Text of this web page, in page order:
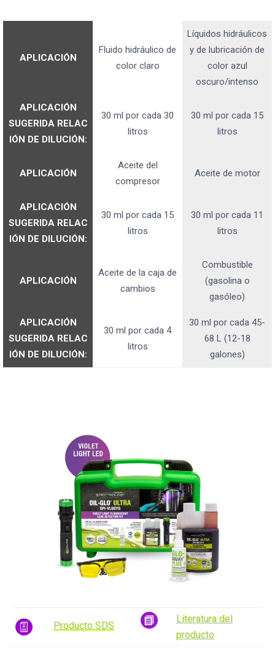
APLICACIÓN
Fluido hidráulico de
color claro
Líquidos hidráulicos
y de lubricación de
color azul
oscuro/intenso
APLICACIÓN
SUGERIDA RELAC
IÓN DE DILUCIÓN:
30 ml por cada 30
litros
30 ml por cada 15
litros
APLICACIÓN
Aceite del
compresor
Aceite de motor
APLICACIÓN
SUGERIDA RELAC
IÓN DE DILUCIÓN:
30 ml por cada 15
litros
30 ml por cada 11
litros
APLICACIÓN
Aceite de la caja de
cambios
Combustible
(gasolina o
gasóleo)
APLICACIÓN
SUGERIDA RELAC
IÓN DE DILUCIÓN:
30 ml por cada 4
litros
30 ml por cada 45-
68 L (12-18
galones)
Producto SDS
Literatura del
producto